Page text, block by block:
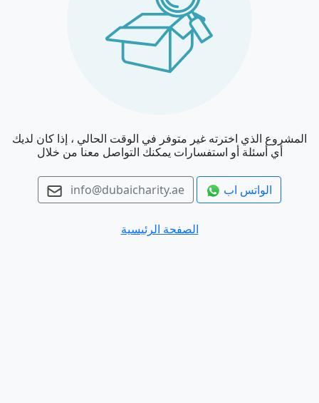
المشروع الذي اخترته غير متوفر في الوقت الحالي ، إذا كان لديك
أي أسئلة أو استفسارات يمكنك التواصل معنا من خلال
info@dubaicharity.ae الواتس اب
الصفحة الرئيسية